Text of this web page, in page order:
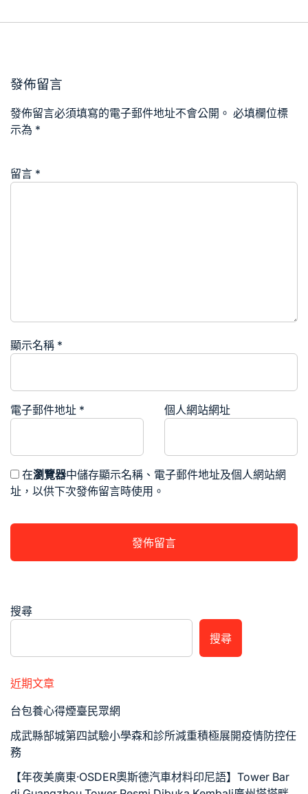
發佈留言
發佈留言必須填寫的電子郵件地址不會公開。 必填欄位標
示為 *
留言 *
顯示名稱 *
電子郵件地址 * 個人網站網址
在瀏覽器中儲存顯示名稱、電子郵件地址及個人網站網
址，以供下次發佈留言時使用。
搜尋
搜尋
近期文章
台包養心得煙臺民眾網
成武縣郜城第四試驗小學森和診所減重積極展開疫情防控任
務
【年夜美廣東·OSDER奧斯德汽車材料印尼語】Tower Bar